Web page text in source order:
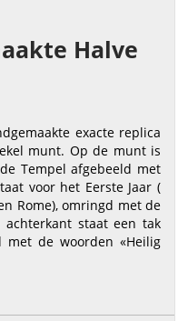
Halve
exacte replica
munt. Op de munt is
Tempel afgebeeld met
voor het Eerste Jaar (
Rome), omringd met de
achterkant staat een tak
met de woorden «Heilig